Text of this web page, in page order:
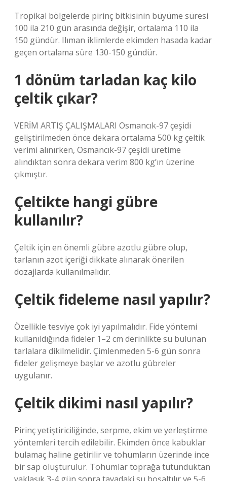
Tropikal bölgelerde pirinç bitkisinin büyüme süresi
100 ila 210 gün arasında değişir, ortalama 110 ila
150 gündür. Ilıman iklimlerde ekimden hasada kadar
geçen ortalama süre 130-150 gündür.
1 dönüm tarladan kaç kilo
çeltik çıkar?
VERİM ARTIŞ ÇALIŞMALARI Osmancık-97 çeşidi
geliştirilmeden önce dekara ortalama 500 kg çeltik
verimi alınırken, Osmancık-97 çeşidi üretime
alındıktan sonra dekara verim 800 kg’ın üzerine
çıkmıştır.
Çeltikte hangi gübre
kullanılır?
Çeltik için en önemli gübre azotlu gübre olup,
tarlanın azot içeriği dikkate alınarak önerilen
dozajlarda kullanılmalıdır.
Çeltik fideleme nasıl yapılır?
Özellikle tesviye çok iyi yapılmalıdır. Fide yöntemi
kullanıldığında fideler 1–2 cm derinlikte su bulunan
tarlalara dikilmelidir. Çimlenmeden 5-6 gün sonra
fideler gelişmeye başlar ve azotlu gübreler
uygulanır.
Çeltik dikimi nasıl yapılır?
Pirinç yetiştiriciliğinde, serpme, ekim ve yerleştirme
yöntemleri tercih edilebilir. Ekimden önce kabuklar
bulamaç haline getirilir ve tohumların üzerinde ince
bir sap oluşturulur. Tohumlar toprağa tutunduktan